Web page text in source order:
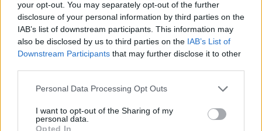
your opt-out. You may separately opt-out of the further
disclosure of your personal information by third parties on the
IAB’s list of downstream participants. This information may
also be disclosed by us to third parties on the IAB’s List of
Downstream Participants that may further disclose it to other
Please note that this website/app uses one or more Google
not limited to your visit or usage behaviour. You may click to
grant or deny consent to Google and its third-party tags to
Personal Data Processing Opt Outs
I want to opt-out of the Sharing of my
personal data.
Opted In
εισιτήριο, αφού στον ίδιο χώρο θα υπάρχει η
Sea & Tourism Expo που αφορά τον θαλάσσιο
τουρισμό, η Watersports Expo όπου οι λάτρεις
των θαλάσσιων σπορ θα βρουν ότι επιθυμούν
ώστε να απολαύσουν τις διακοπές τους
κάνοντας το αγαπημένο τους θαλάσσιο άθλημα
προϊόντα για υποβρύχια αλιεία και ελεύθερη